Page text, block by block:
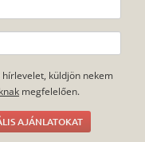
küldjön nekem
megfelelően.